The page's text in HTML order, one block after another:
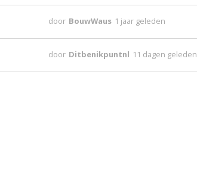
door BouwWaus 1 jaar geleden
door Ditbenikpuntnl 11 dagen geleden